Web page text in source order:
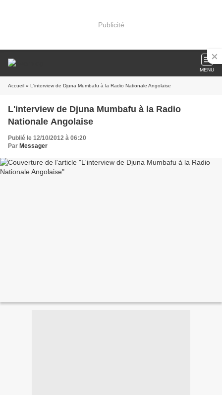
Publicité
MENU
Accueil » L'interview de Djuna Mumbafu à la Radio Nationale Angolaise
L'interview de Djuna Mumbafu à la Radio
Nationale Angolaise
Publié le 12/10/2012 à 06:20
Par Messager